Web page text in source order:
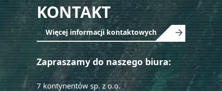
field
empty.
KONTAKT
Więcej informacji kontaktowych
Zapraszamy do naszego biura:
7 kontynentów sp. z o.o.